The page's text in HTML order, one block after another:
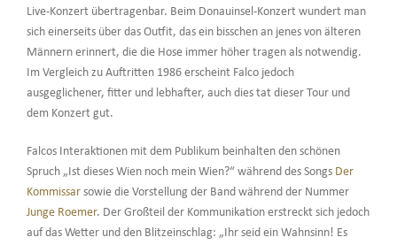
Live-Konzert übertragenbar. Beim Donauinsel-Konzert wundert man
sich einerseits über das Outfit, das ein bisschen an jenes von älteren
Männern erinnert, die die Hose immer höher tragen als notwendig.
Im Vergleich zu Auftritten 1986 erscheint Falco jedoch
ausgeglichener, fitter und lebhafter, auch dies tat dieser Tour und
dem Konzert gut.
Falcos Interaktionen mit dem Publikum beinhalten den schönen
Spruch „Ist dieses Wien noch mein Wien?“ während des Songs Der
Kommissarsowie die Vorstellung der Band während der Nummer
Junge Roemer. Der Großteil der Kommunikation erstreckt sich jedoch
auf das Wetter und den Blitzeinschlag: „Ihr seid ein Wahnsinn! Es